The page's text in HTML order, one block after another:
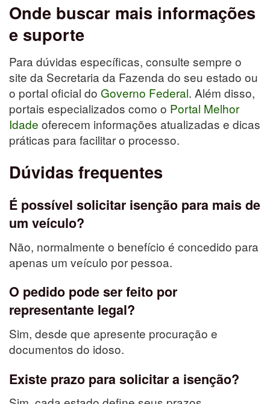
Onde buscar mais informações
e suporte
Para dúvidas específicas, consulte sempre o
site da Secretaria da Fazenda do seu estado ou
o portal oficial do Governo Federal. Além disso,
portais especializados como o Portal Melhor
Idade oferecem informações atualizadas e dicas
práticas para facilitar o processo.
Dúvidas frequentes
É possível solicitar isenção para mais de
um veículo?
Não, normalmente o benefício é concedido para
apenas um veículo por pessoa.
O pedido pode ser feito por
representante legal?
Sim, desde que apresente procuração e
documentos do idoso.
Existe prazo para solicitar a isenção?